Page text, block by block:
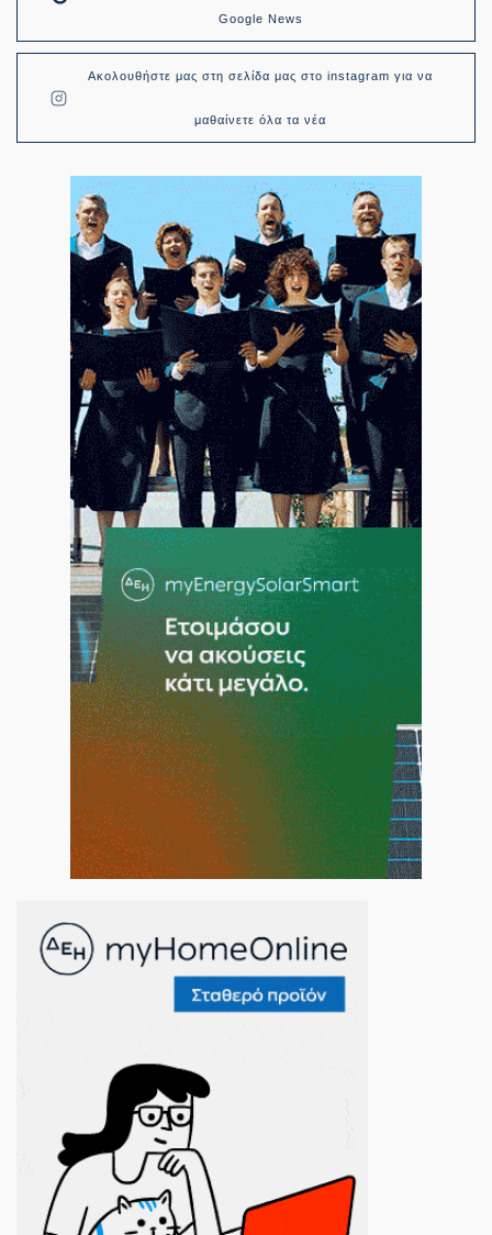
Google News
Ακολουθήστε μας στη σελίδα μας στο instagram για να
μαθαίνετε όλα τα νέα